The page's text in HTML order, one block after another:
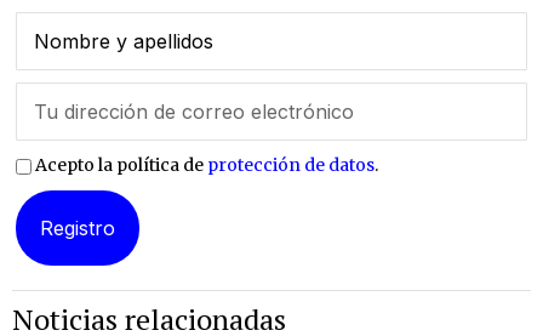
Acepto la política de protección de datos.
Noticias relacionadas